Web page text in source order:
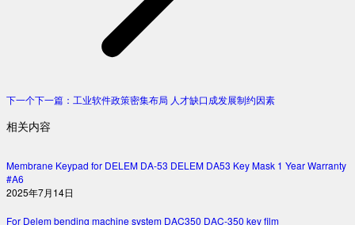
下一个下一篇： 工业软件政策密集布局 人才缺口成发展制约因素
相关内容
Membrane Keypad for DELEM DA-53 DELEM DA53 Key Mask 1 Year Warranty
#A6
2025年7月14日
For Delem bending machine system DAC350 DAC-350 key film